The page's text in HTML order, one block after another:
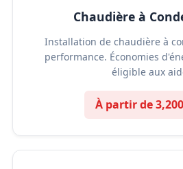
Chaudière à
Installation de chaudière à
performance. Économies
éligible aux
À partir de